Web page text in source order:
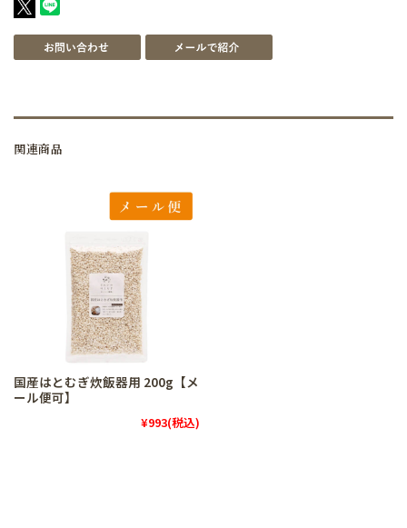
関連商品
国産はとむぎ炊飯器用 200g【メ
ール便可】
¥993(税込)